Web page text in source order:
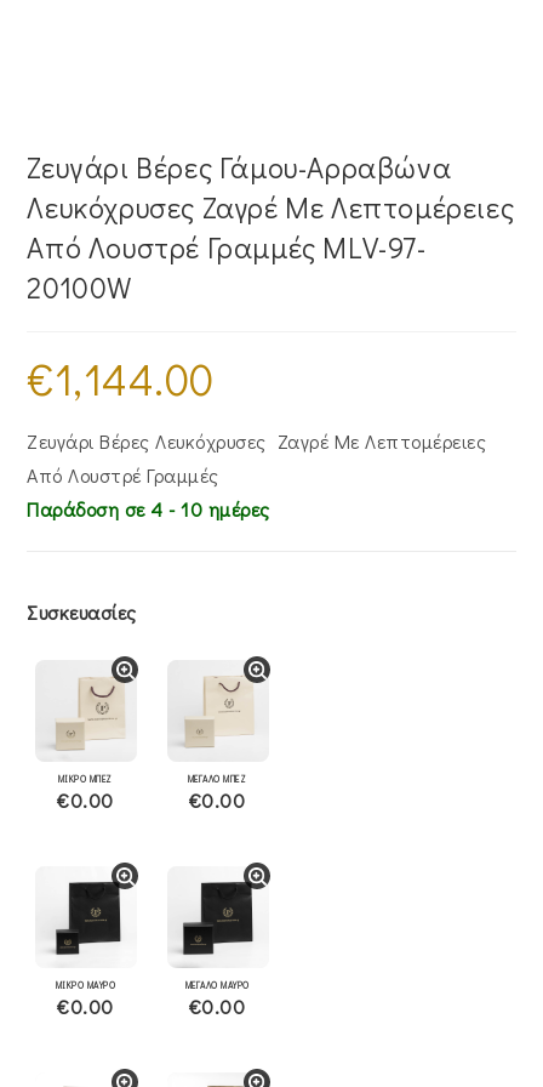
Ζευγάρι Βέρες Γάμου-Αρραβώνα
Λευκόχρυσες Ζαγρέ Με Λεπτομέρειες
Από Λουστρέ Γραμμές MLV-97-
20100W
€1,144.00
Ζευγάρι Βέρες Λευκόχρυσες Ζαγρέ Με Λεπτομέρειες
Από Λουστρέ Γραμμές
Παράδοση σε 4 - 10 ημέρες
Συσκευασίες
ΜΙΚΡΟ ΜΠΕΖ
€0.00
ΜΕΓΑΛΟ ΜΠΕΖ
€0.00
ΜΙΚΡΟ ΜΑΥΡΟ
€0.00
ΜΕΓΑΛΟ ΜΑΥΡΟ
€0.00